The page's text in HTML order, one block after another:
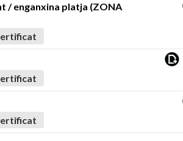
/ enganxina platja (ZONA